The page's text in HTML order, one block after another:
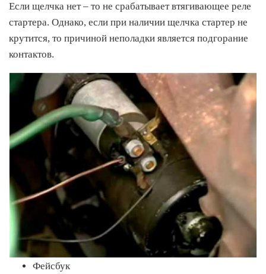
Если щелчка нет – то не срабатывает втягивающее реле
стартера. Однако, если при наличии щелчка стартер не
крутится, то причиной неполадки является подгорание
контактов.
Фейсбук